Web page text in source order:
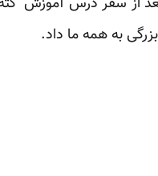
به همه ما داد.